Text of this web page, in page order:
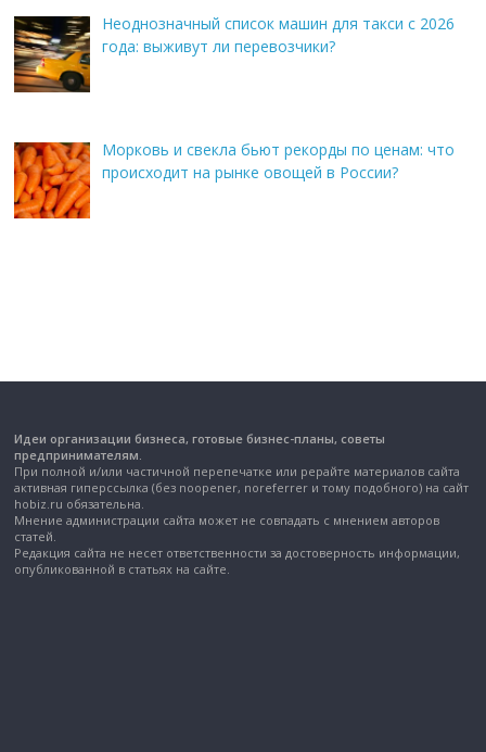
Неоднозначный список машин для такси с 2026
года: выживут ли перевозчики?
Морковь и свекла бьют рекорды по ценам: что
происходит на рынке овощей в России?
Идеи организации бизнеса, готовые бизнес-планы, советы
предпринимателям.
При полной и/или частичной перепечатке или рерайте материалов сайта
активная гиперссылка (без noopener, noreferrer и тому подобного) на сайт
hobiz.ru обязательна.
Мнение администрации сайта может не совпадать с мнением авторов
статей.
Редакция сайта не несет ответственности за достоверность информации,
опубликованной в статьях на сайте.